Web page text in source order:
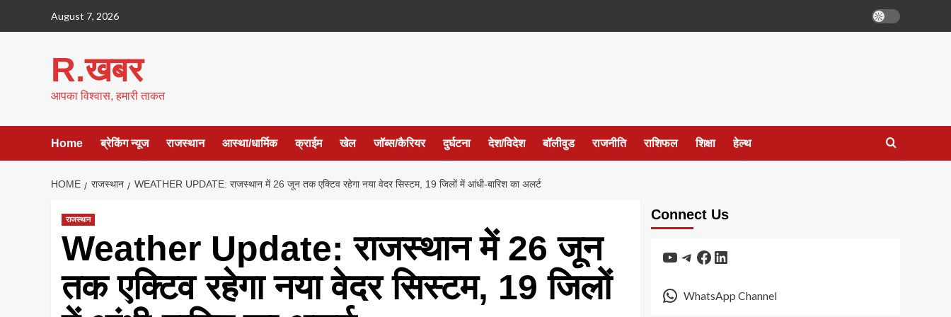
August 7, 2026
R.खबर
आपका विश्वास, हमारी ताकत
Home ब्रेकिंग न्यूज राजस्थान आस्था/धार्मिक क्राईम खेल जॉब्स/कैरियर दुर्घटना देश/विदेश बॉलीवुड राजनीति राशिफल शिक्षा हेल्थ
HOME राजस्थान WEATHER UPDATE: राजस्थान में 26 जून तक एक्टिव रहेगा नया वेदर सिस्टम, 19 जिलों में आंधी-बारिश का अलर्ट
राजस्थान
Weather Update: राजस्थान में 26 जून
तक एक्टिव रहेगा नया वेदर सिस्टम, 19 जिलों
Connect Us
YouTube
Telegram
Facebook
LinkedIn
WhatsApp Channel